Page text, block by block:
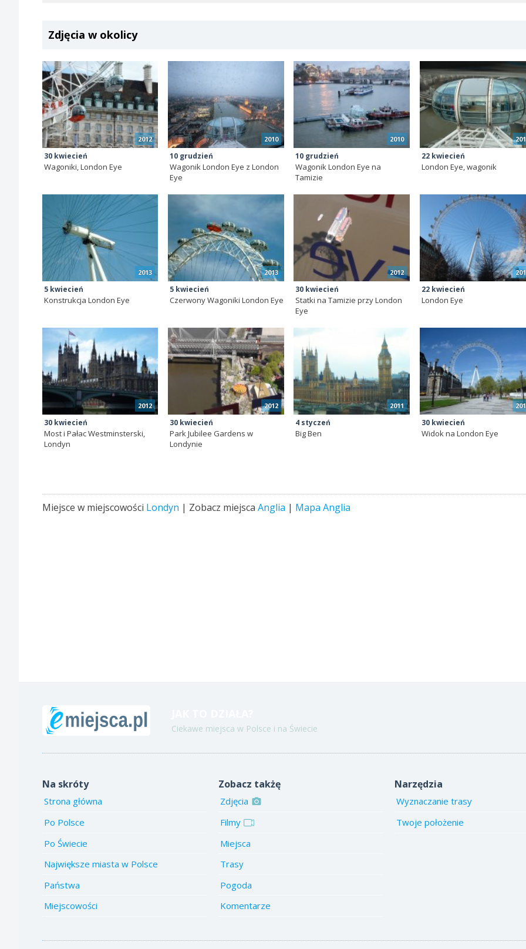
Zdjęcia w okolicy
2012
30 kwiecień
Wagoniki, London Eye
2010
10 grudzień
Wagonik London Eye z London
Eye
2010
10 grudzień
Wagonik London Eye na
Tamizie
22 kwiecień
London Eye, wagonik
2013
5 kwiecień
Konstrukcja London Eye
2013
5 kwiecień
Czerwony Wagoniki London Eye
2012
30 kwiecień
Statki na Tamizie przy London
Eye
22 kwiecień
London Eye
2012
30 kwiecień
Most i Pałac Westminsterski,
Londyn
2012
30 kwiecień
Park Jubilee Gardens w
Londynie
2011
4 styczeń
Big Ben
30 kwiecień
Widok na London Eye
Miejsce w miejscowości Londyn | Zobacz miejsca Anglia | Mapa Anglia
Ciekawe miejsca w Polsce i na Świecie
Na skróty
Strona główna
Po Polsce
Po Świecie
Największe miasta w Polsce
Państwa
Miejscowości
Zobacz takżę
Zdjęcia
Filmy
Miejsca
Trasy
Pogoda
Komentarze
Narzędzia
Wyznaczanie trasy
Twoje położenie